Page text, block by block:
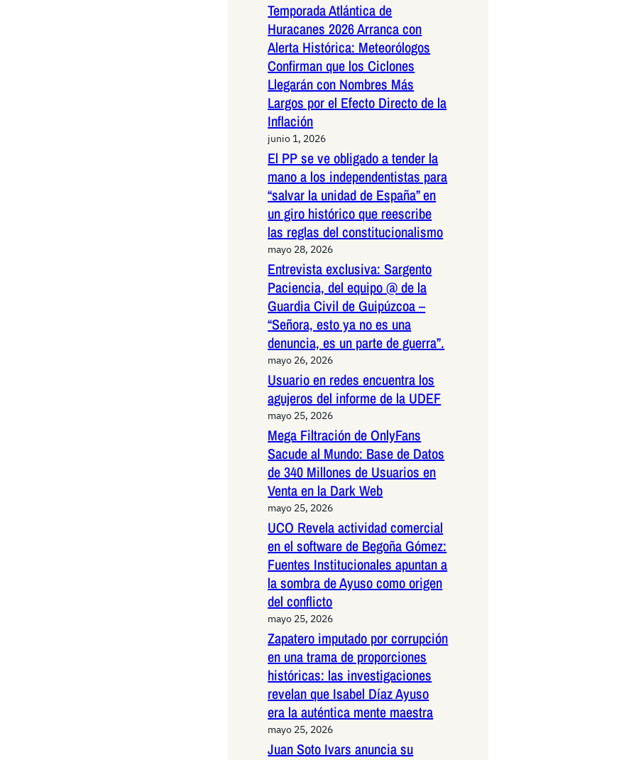
Temporada Atlántica de
Huracanes 2026 Arranca con
Alerta Histórica: Meteorólogos
Confirman que los Ciclones
Llegarán con Nombres Más
Largos por el Efecto Directo de la
Inflación
junio 1, 2026
El PP se ve obligado a tender la
mano a los independentistas para
“salvar la unidad de España” en
un giro histórico que reescribe
las reglas del constitucionalismo
mayo 28, 2026
Entrevista exclusiva: Sargento
Paciencia, del equipo @ de la
Guardia Civil de Guipúzcoa –
“Señora, esto ya no es una
denuncia, es un parte de guerra”.
mayo 26, 2026
Usuario en redes encuentra los
agujeros del informe de la UDEF
mayo 25, 2026
Mega Filtración de OnlyFans
Sacude al Mundo: Base de Datos
de 340 Millones de Usuarios en
Venta en la Dark Web
mayo 25, 2026
UCO Revela actividad comercial
en el software de Begoña Gómez:
Fuentes Institucionales apuntan a
la sombra de Ayuso como origen
del conflicto
mayo 25, 2026
Zapatero imputado por corrupción
en una trama de proporciones
históricas: las investigaciones
revelan que Isabel Díaz Ayuso
era la auténtica mente maestra
mayo 25, 2026
Juan Soto Ivars anuncia su